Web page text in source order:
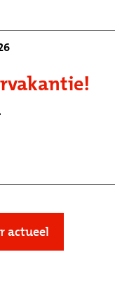
actueel